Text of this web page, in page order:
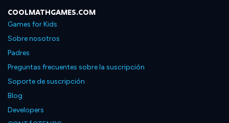
COOLMATHGAMES.COM
Games for Kids
Sobre nosotros
Padres
Preguntas frecuentes sobre la suscripción
Soporte de suscripción
Blog
Developers